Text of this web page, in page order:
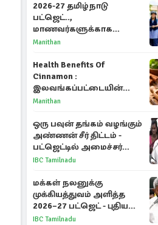
2026-27 தமிழ்நாடு
பட்ஜெட்..,
மாணவர்களுக்காக
வெளியான முக்கிய
Manithan
Health Benefits Of
Cinnamon :
இலவங்கப்பட்டையின்
மருத்துவ குணங்களும்
நன்மைகளும்!
Manithan
ஒரு பவுன் தங்கம் வழங்கும்
அண்ணன் சீர் திட்டம் -
பட்ஜெட்டில் அமைச்சர்
மரிய வில்சன் அறிவிப்பு!
IBC Tamilnadu
மக்கள் நலனுக்கு
முக்கியத்துவம் அளித்த
2026–27 பட்ஜெட் - புதிய
நலத்திட்டங்கள்
IBC Tamilnadu